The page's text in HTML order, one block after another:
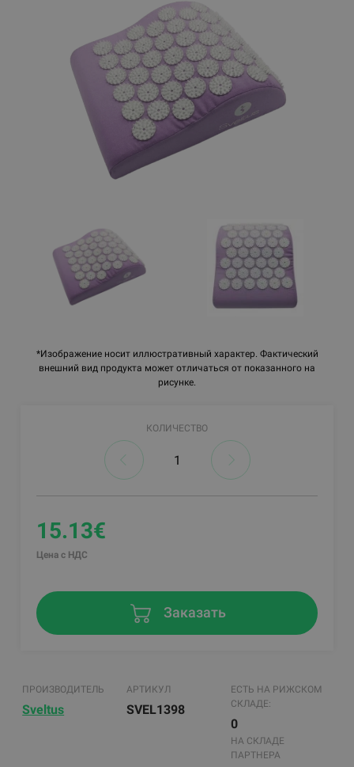
*Изображение носит иллюстративный характер. Фактический
внешний вид продукта может отличаться от показанного на
рисунке.
КОЛИЧЕСТВО
15.13€
Цена с НДС
Заказать
ПРОИЗВОДИТЕЛЬ
Sveltus
АРТИКУЛ
SVEL1398
ЕСТЬ НА РИЖСКОМ
СКЛАДЕ:
0
НА СКЛАДЕ
ПАРТНЕРА